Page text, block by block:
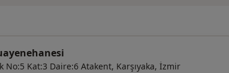
No:5 Kat:3 Daire:6 Atakent, Karşıyaka, İzmir